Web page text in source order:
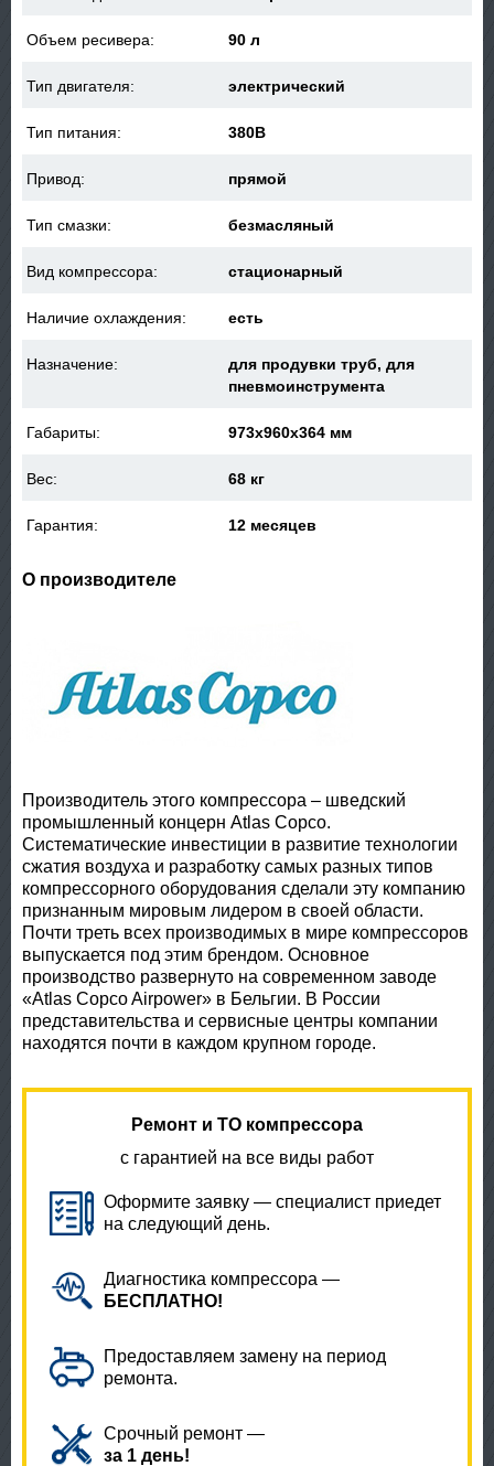
Объем ресивера: 90 л
Тип двигателя: электрический
Тип питания: 380В
Привод: прямой
Тип смазки: безмасляный
Вид компрессора: стационарный
Наличие охлаждения: есть
Назначение:
для продувки труб, для
пневмоинструмента
Габариты: 973x960x364 мм
Вес: 68 кг
Гарантия: 12 месяцев
О производителе
Производитель этого компрессора – шведский
промышленный концерн Atlas Copco.
Систематические инвестиции в развитие технологии
сжатия воздуха и разработку самых разных типов
компрессорного оборудования сделали эту компанию
признанным мировым лидером в своей области.
Почти треть всех производимых в мире компрессоров
выпускается под этим брендом. Основное
производство развернуто на современном заводе
«Atlas Copco Airpower» в Бельгии. В России
представительства и сервисные центры компании
находятся почти в каждом крупном городе.
Ремонт и ТО компрессора
с гарантией на все виды работ
Оформите заявку — специалист приедет
на следующий день.
Диагностика компрессора —
БЕСПЛАТНО!
Предоставляем замену на период
ремонта.
Срочный ремонт —
за 1 день!